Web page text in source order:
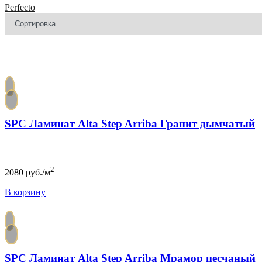
Perfecto
SPC Ламинат Alta Step Arriba Гранит дымчатый
2080 руб./м2
В корзину
SPC Ламинат Alta Step Arriba Мрамор песчаный